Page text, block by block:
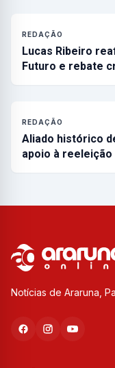
REDAÇÃO
Lucas Ribeiro
Futuro e rebate
REDAÇÃO
Aliado histórico
apoio à reeleição
Notícias de Araruna,